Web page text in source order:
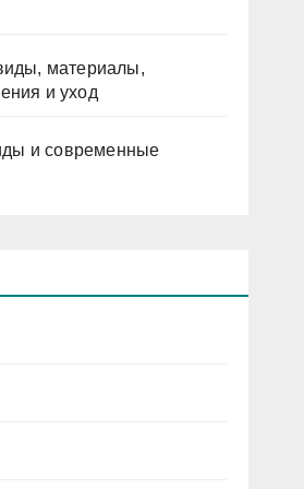
материалы,
и уход
и современные